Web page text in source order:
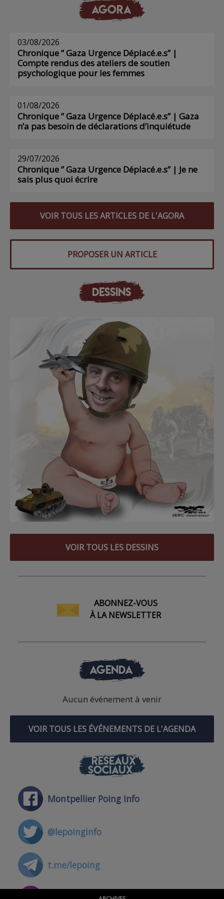
AGORA
03/08/2026
Chronique ” Gaza Urgence Déplacé.e.s” |
Compte rendus des ateliers de soutien
psychologique pour les femmes
01/08/2026
Chronique ” Gaza Urgence Déplacé.e.s” | Gaza
n’a pas besoin de déclarations d’inquiétude
29/07/2026
Chronique ” Gaza Urgence Déplacé.e.s” | Je ne
sais plus quoi écrire
VOIR TOUS LES ARTICLES DE L'AGORA
PROPOSER UN ARTICLE
DESSINS
VOIR TOUS LES DESSINS
ABONNEZ-VOUS
À LA NEWSLETTER
AGENDA
Aucun événement à venir
VOIR TOUS LES ÉVÉNEMENTS DE L'AGENDA
RÉSEAUX
SOCIAUX
Montpellier Poing Info
@lepoinginfo
t.me/lepoing